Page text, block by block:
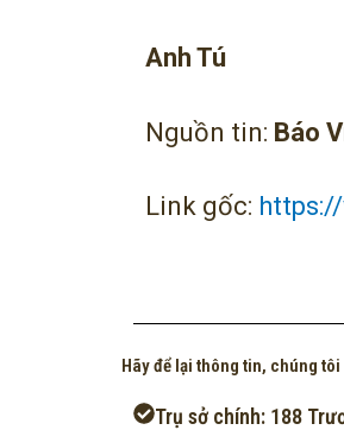
Anh Tú
Nguồn tin: Báo
Link gốc:
Hãy để lại thông tin, chúng
Trụ sở chính: 188